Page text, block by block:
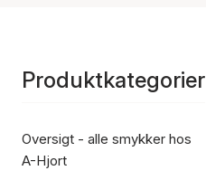
Produktkategorier
Oversigt - alle smykker hos
A-Hjort